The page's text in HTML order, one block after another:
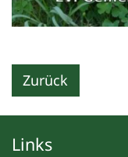
Zurück
Links